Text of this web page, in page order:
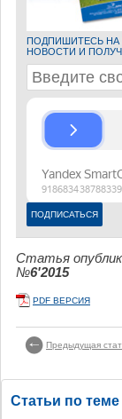
ПОДПИШИТЕСЬ НА
НОВОСТИ И
Статья
№6'2015
PDF ВЕРСИЯ
Предыдущая
Статьи по теме